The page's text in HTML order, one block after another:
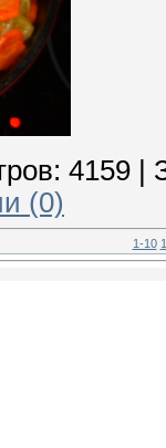
4159
(0)
1-10